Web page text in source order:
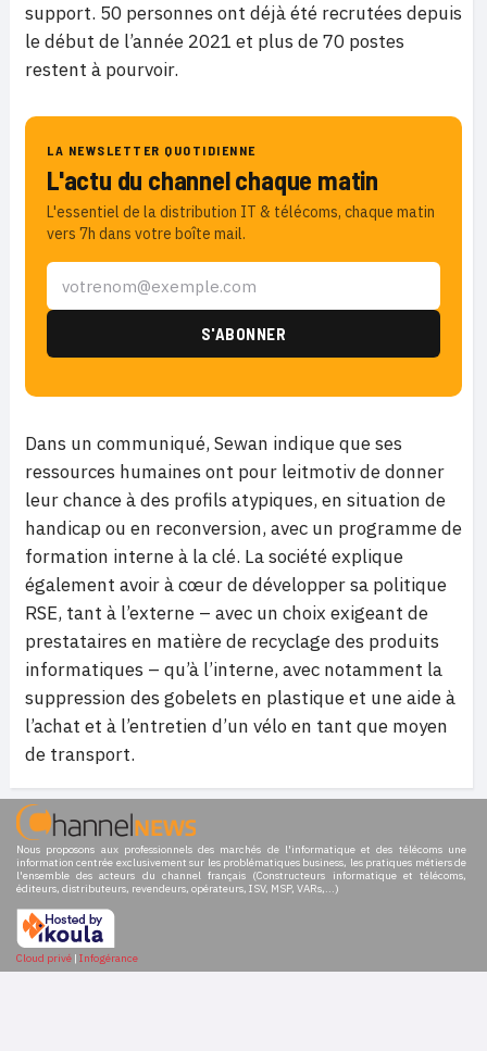
support. 50 personnes ont déjà été recrutées depuis
le début de l’année 2021 et plus de 70 postes
restent à pourvoir.
LA NEWSLETTER QUOTIDIENNE
L'actu du channel chaque matin
L'essentiel de la distribution IT & télécoms, chaque matin
vers 7h dans votre boîte mail.
Dans un communiqué, Sewan indique que ses
ressources humaines ont pour leitmotiv de donner
leur chance à des profils atypiques, en situation de
handicap ou en reconversion, avec un programme de
formation interne à la clé. La société explique
également avoir à cœur de développer sa politique
RSE, tant à l’externe – avec un choix exigeant de
prestataires en matière de recyclage des produits
informatiques – qu’à l’interne, avec notamment la
suppression des gobelets en plastique et une aide à
l’achat et à l’entretien d’un vélo en tant que moyen
de transport.
Nous proposons aux professionnels des marchés de l'informatique et des télécoms une
information centrée exclusivement sur les problématiques business, les pratiques métiers de
l'ensemble des acteurs du channel français (Constructeurs informatique et télécoms,
éditeurs, distributeurs, revendeurs, opérateurs, ISV, MSP, VARs,...)
Cloud privé | Infogérance